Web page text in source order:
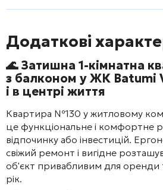
Додаткові
🌊 Затишна 1-кімнатна
з балконом у ЖК Batumi
і в центрі життя
Квартира №130 у житловому
це функціональне і комфортне
відпочинку або інвестицій.
свіжий ремонт і вигідне
об'єкт привабливим для оренди
рік.